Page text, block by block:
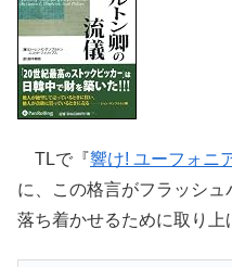
TLで『響け! ユーフォニ
に、この格言がフラッシ
落ち着かせるために取り上